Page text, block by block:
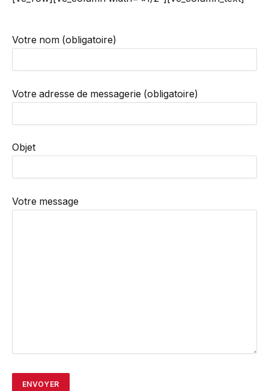
Votre nom (obligatoire)
Votre adresse de messagerie (obligatoire)
Objet
Votre message